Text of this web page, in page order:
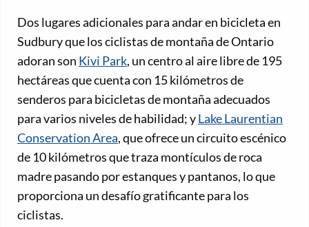
Dos lugares adicionales para andar en bicicleta en
Sudbury que los ciclistas de montaña de Ontario
adoran son Kivi Park, un centro al aire libre de 195
hectáreas que cuenta con 15 kilómetros de
senderos para bicicletas de montaña adecuados
para varios niveles de habilidad; yLake Laurentian
Conservation Area, que ofrece un circuito escénico
de 10 kilómetros que traza montículos de roca
madre pasando por estanques y pantanos, lo que
proporciona un desafío gratificante para los
ciclistas.